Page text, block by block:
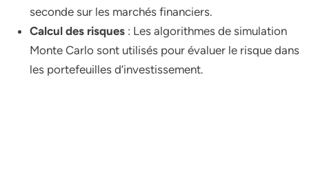
seconde sur les marchés financiers.
Calcul des risques : Les algorithmes de simulation
Monte Carlo sont utilisés pour évaluer le risque dans
les portefeuilles d’investissement.